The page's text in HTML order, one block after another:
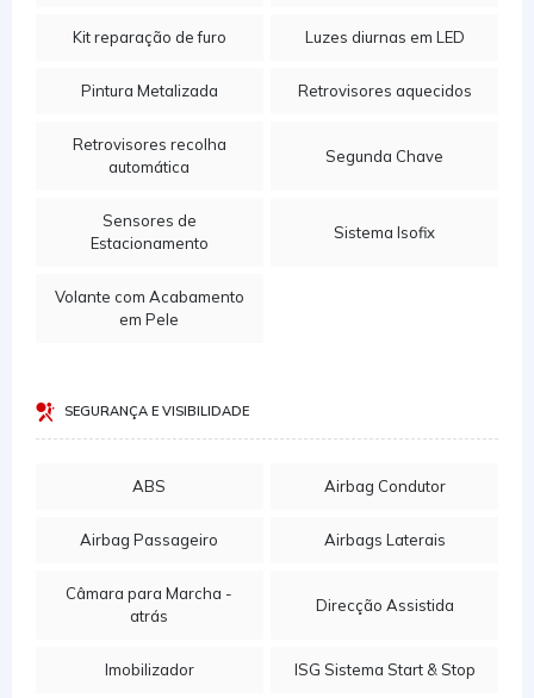
Kit reparação de furo Luzes diurnas em LED
Pintura Metalizada Retrovisores aquecidos
Retrovisores recolha
automática
Segunda Chave
Sensores de
Estacionamento
Sistema Isofix
Volante com Acabamento
em Pele
SEGURANÇA E VISIBILIDADE
ABS Airbag Condutor
Airbag Passageiro Airbags Laterais
Câmara para Marcha -
atrás
Direcção Assistida
Imobilizador ISG Sistema Start & Stop